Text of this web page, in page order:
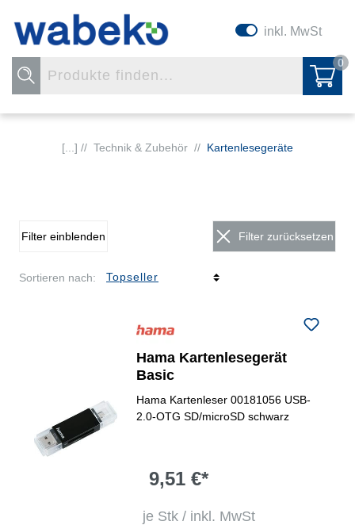
inkl. MwSt
0
[...] // Technik & Zubehör // Kartenlesegeräte
Filter einblenden Filter zurücksetzen
Sortieren nach:
Hama Kartenlesegerät
Basic
Hama Kartenleser 00181056 USB-
2.0-OTG SD/microSD schwarz
9,51 €*
je Stk / inkl. MwSt